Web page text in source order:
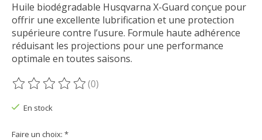
Huile biodégradable Husqvarna X-Guard conçue pour
offrir une excellente lubrification et une protection
supérieure contre l’usure. Formule haute adhérence
réduisant les projections pour une performance
optimale en toutes saisons.
Ce produit est évalué à
(0)
En stock
Faire un choix: *